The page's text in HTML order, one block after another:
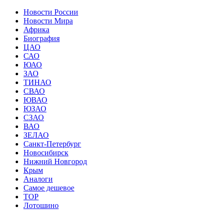
Новости России
Новости Мира
Африка
Биография
ЦАО
САО
ЮАО
ЗАО
ТИНАО
СВАО
ЮВАО
ЮЗАО
СЗАО
ВАО
ЗЕЛАО
Санкт-Петербург
Новосибирск
Нижний Новгород
Крым
Аналоги
Самое дешевое
TOP
Лотошино